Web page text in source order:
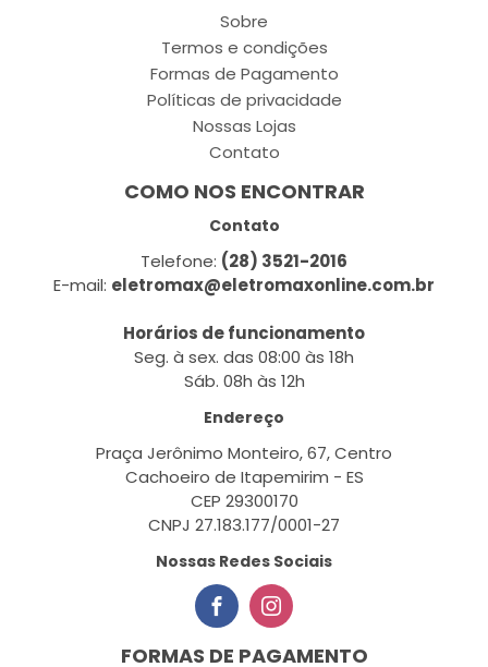
Sobre
Termos e condições
Formas de Pagamento
Políticas de privacidade
Nossas Lojas
Contato
COMO NOS ENCONTRAR
Contato
Telefone: (28) 3521-2016
E-mail: eletromax@eletromaxonline.com.br
Horários de funcionamento
Seg. à sex. das 08:00 às 18h
Sáb. 08h às 12h
Endereço
Praça Jerônimo Monteiro, 67, Centro
Cachoeiro de Itapemirim - ES
CEP 29300170
CNPJ 27.183.177/0001-27
Nossas Redes Sociais
FORMAS DE PAGAMENTO